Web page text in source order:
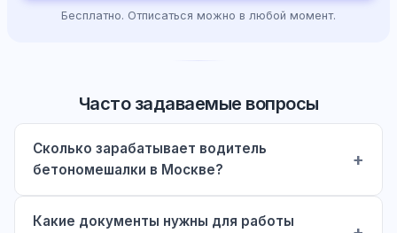
Бесплатно. Отписаться можно в любой момент.
Часто задаваемые вопросы
Сколько зарабатывает водитель
бетономешалки в Москве?
Какие документы нужны для работы